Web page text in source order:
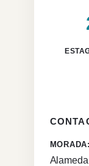
MORADA: